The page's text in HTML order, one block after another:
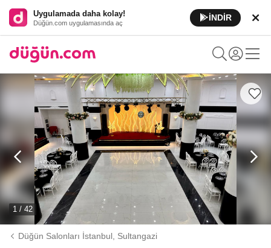
Uygulamada daha kolay!
Düğün.com uygulamasında aç
İNDİR
1 / 42
Düğün Salonları İstanbul, Sultangazi